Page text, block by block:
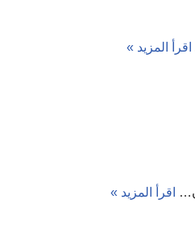
اقرأ المزيد »
اقرأ المزيد »